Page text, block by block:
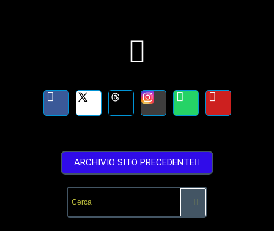
ARCHIVIO SITO PRECEDENTE